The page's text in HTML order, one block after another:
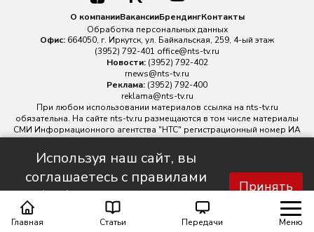
Главная Статьи Передачи Меню
Используя наш сайт, вы
соглашаетесь с правилами
обработки персональных
данных.
Принять
О компанииВакансииБрендингКонтакты
Обработка персональных данных
Офис: 664050, г. Иркутск, ул. Байкальская, 259, 4-ый этаж
(3952) 792-401 office@nts-tv.ru
Новости: (3952) 792-402
rnews@nts-tv.ru
Реклама: (3952) 792-400
reklama@nts-tv.ru
При любом использовании материалов ссылка на nts-tv.ru
обязательна. На сайте nts-tv.ru размещаются в том числе материалы
СМИ Информационного агентства "НТС" регистрационный номер ИА
№ ФС 77 - 88763 зарегистрировано Федеральной службой по
надзору в сфере связи, информационных технологий и массовых
коммуникаций.
Главный редактор ИА "НТС" Иштулкин Евгений Александрович16+